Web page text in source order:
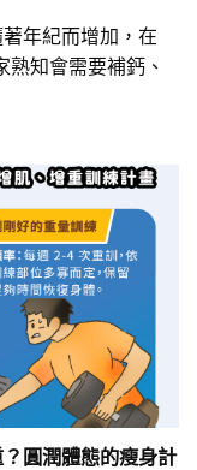
年紀而增加，在
知會需要補鈣、
圓潤體態的瘦身計